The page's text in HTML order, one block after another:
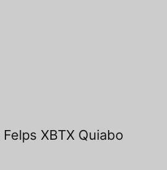
XBTX Quiabo